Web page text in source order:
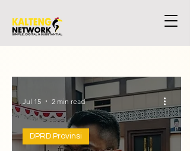
DPRD Provinsi
Jul 15 2 min read